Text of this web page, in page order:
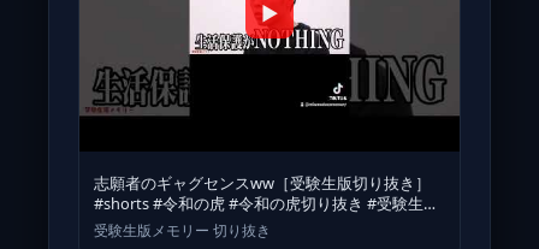
▶
志願者のギャグセンスww［受験生版切り抜き］
#shorts #令和の虎 #令和の虎切り抜き #受験生版
tigerfund
受験生版メモリー 切り抜き